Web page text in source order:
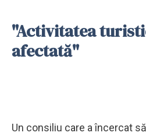
"Activitatea
afectată"
Un consiliu care a încercat